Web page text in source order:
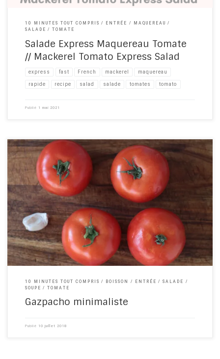
10 MINUTES TOUT COMPRIS ENTRÉE
MAQUEREAU
SALADE
TOMATE
Salade Express Maquereau Tomate
// Mackerel Tomato Express Salad
express fast French mackerel maquereau
rapide recipe​ salad salade tomates tomato
Publié 1 mai 2021
Que serait la cuisine espagnole sans le gazpacho ? Cette soupe
froide et salée, aux légumes méditerranéens, a tous les atouts
pour rafraîchir les après-midi d’été trop chauds. Compliqué le
gazpacho ? Que nenni ! Cuisine 10 minutes vous propose […]
10 MINUTES TOUT COMPRIS BOISSON ENTRÉE
SALADE
SOUPE
TOMATE
Gazpacho minimaliste
Publié 10 juillet 2018